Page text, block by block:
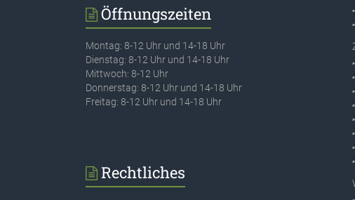
Öffnungszeiten
Montag: 8-12 Uhr und 14-18 Uhr
Dienstag: 8-12 Uhr und 14-18 Uhr
Mittwoch: 8-12 Uhr
Donnerstag: 8-12 Uhr und 14-18 Uhr
Freitag: 8-12 Uhr und 14-18 Uhr
Rechtliches